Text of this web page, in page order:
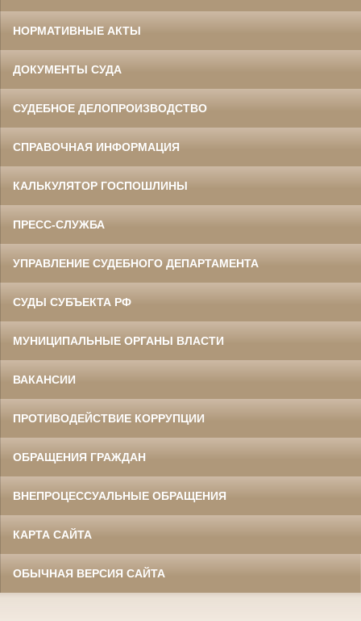
НОРМАТИВНЫЕ АКТЫ
ДОКУМЕНТЫ СУДА
СУДЕБНОЕ ДЕЛОПРОИЗВОДСТВО
СПРАВОЧНАЯ ИНФОРМАЦИЯ
КАЛЬКУЛЯТОР ГОСПОШЛИНЫ
ПРЕСС-СЛУЖБА
УПРАВЛЕНИЕ СУДЕБНОГО ДЕПАРТАМЕНТА
СУДЫ СУБЪЕКТА РФ
МУНИЦИПАЛЬНЫЕ ОРГАНЫ ВЛАСТИ
ВАКАНСИИ
ПРОТИВОДЕЙСТВИЕ КОРРУПЦИИ
ОБРАЩЕНИЯ ГРАЖДАН
ВНЕПРОЦЕССУАЛЬНЫЕ ОБРАЩЕНИЯ
КАРТА САЙТА
ОБЫЧНАЯ ВЕРСИЯ САЙТА